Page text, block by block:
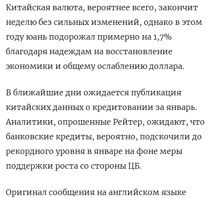
Китайская валюта, вероятнее всего, закончит
неделю без сильных изменений, однако в этом
году юань подорожал примерно на 1,7%
благодаря надеждам на восстановление
экономики и общему ослаблению доллара.
В ближайшие дни ожидается публикация
китайских данных о кредитовании за январь.
Аналитики, опрошенные Рейтер, ожидают, что
банковские кредиты, вероятно, подскочили до
рекордного уровня в январе на фоне меры
поддержки роста со стороны ЦБ.
Оригинал сообщения на английском языке